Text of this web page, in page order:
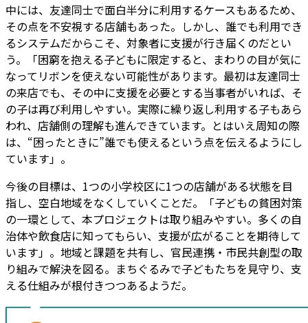
中には、友達同士で面白半分に利用するケースもあるため、
その点を不安視する店舗もあった。しかし、誰でも利用でき
るシステムだからこそ、対象者に支援が行き届くのだとい
う。「困窮を抱える子どもに限定すると、まわりの目が気に
なってリボンを使えない可能性があります。最初は友達同士
の来店でも、その中に支援を必要とする当事者がいれば、そ
の子は再び利用しやすい。実際に繰り返し利用する子もあら
われ、店舗側の理解も進んできています。とはいえ周知の際
は、“困ったときに”誰でも使えるという点を伝えるようにし
ています」。
今後の目標は、1つの小学校区に1つの店舗がある状態を目
指し、空白地域をなくしていくことだ。「子どもの貧困対策
の一環として、本プロジェクトは取り組みやすい。多くの自
治体や飲食店に知ってもらい、支援が広がることを期待して
います」。地域と課題を共有し、官民連携・市民共創型の取
り組みで解決を図る。まちぐるみで子どもたちを見守り、支
える仕組みが根付きつつあるようだ。